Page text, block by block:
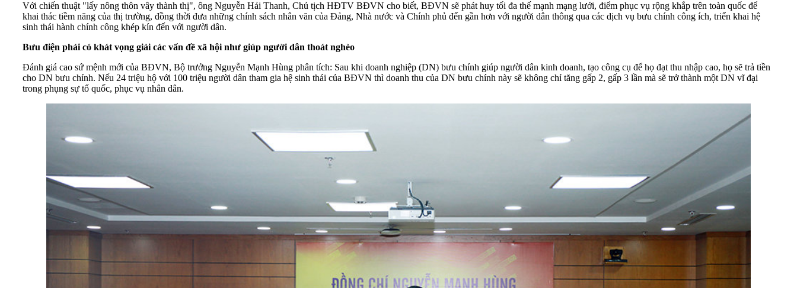
Với chiến thuật "lấy nông thôn vây thành thị", ông Nguyễn Hải Thanh, Chủ tịch HĐTV BĐVN cho biết, BĐVN sẽ phát huy tối đa thế mạnh mạng lưới, điểm phục vụ rộng khắp trên toàn quốc để
khai thác tiềm năng của thị trường, đồng thời đưa những chính sách nhân văn của Đảng, Nhà nước và Chính phủ đến gần hơn với người dân thông qua các dịch vụ bưu chính công ích, triển khai hệ
sinh thái hành chính công khép kín đến với người dân.
Bưu điện phải có khát vọng giải các vấn đề xã hội như giúp người dân thoát nghèo
Đánh giá cao sứ mệnh mới của BĐVN, Bộ trưởng Nguyễn Mạnh Hùng phân tích: Sau khi doanh nghiệp (DN) bưu chính giúp người dân kinh doanh, tạo công cụ để họ đạt thu nhập cao, họ sẽ trả tiền
cho DN bưu chính. Nếu 24 triệu hộ với 100 triệu người dân tham gia hệ sinh thái của BĐVN thì doanh thu của DN bưu chính này sẽ không chỉ tăng gấp 2, gấp 3 lần mà sẽ trở thành một DN vĩ đại
trong phụng sự tổ quốc, phục vụ nhân dân.